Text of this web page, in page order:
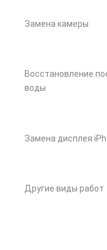
Замена камеры
Восстановление
воды
Замена дисплея
Другие виды работ